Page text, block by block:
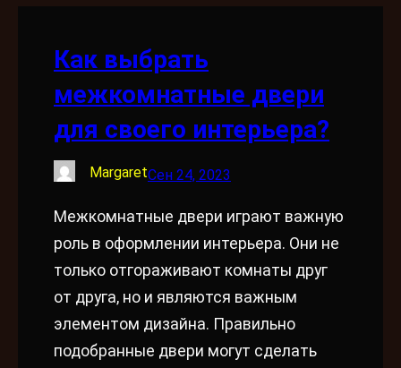
Как выбрать
межкомнатные двери
для своего интерьера?
MargaretСен 24, 2023
Межкомнатные двери играют важную
роль в оформлении интерьера. Они не
только отгораживают комнаты друг
от друга, но и являются важным
элементом дизайна. Правильно
подобранные двери могут сделать